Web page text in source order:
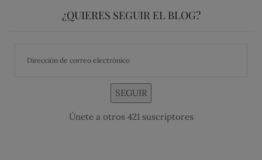
¿QUIERES SEGUIR EL BLOG?
SEGUIR
Únete a otros 421 suscriptores